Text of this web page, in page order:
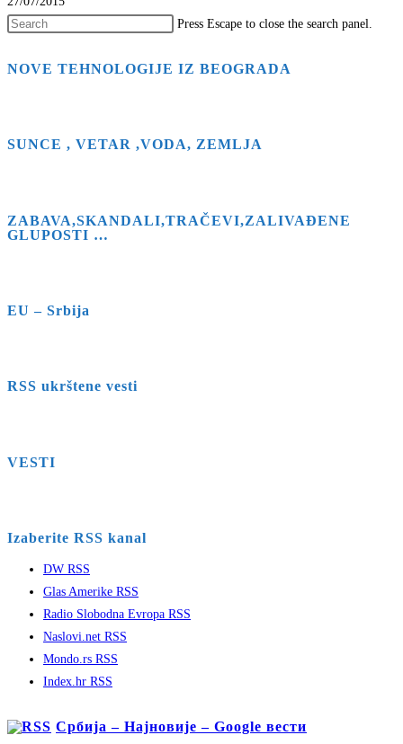
Press Escape to close the search panel.
NOVE TEHNOLOGIJE IZ BEOGRADA
SUNCE , VETAR ,VODA, ZEMLJA
ZABAVA,SKANDALI,TRAČEVI,ZALIVAĐENE
GLUPOSTI …
EU – Srbija
RSS ukrštene vesti
VESTI
Izaberite RSS kanal
DW RSS
Glas Amerike RSS
Radio Slobodna Evropa RSS
Naslovi.net RSS
Mondo.rs RSS
Index.hr RSS
Србија – Најновије – Google вести